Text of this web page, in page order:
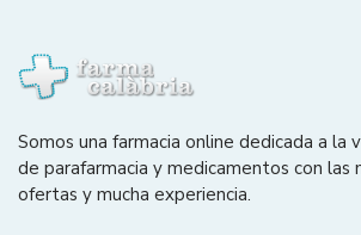
Somos una farmacia online dedicada a la
de parafarmacia y medicamentos con las
ofertas y mucha experiencia.